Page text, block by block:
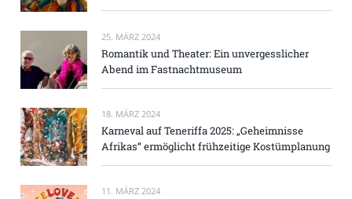
25. MÄRZ 2024
Romantik und Theater: Ein unvergesslicher
Abend im Fastnachtmuseum
18. MÄRZ 2024
Karneval auf Teneriffa 2025: „Geheimnisse
Afrikas“ ermöglicht frühzeitige Kostümplanung
11. MÄRZ 2024